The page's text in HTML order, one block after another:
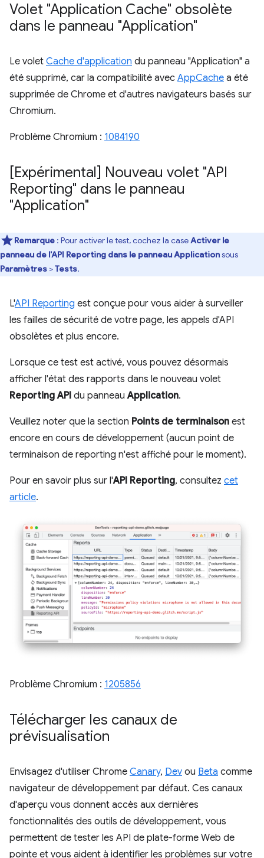
Volet "Application Cache" obsolète
dans le panneau "Application"
Le volet Cache d'application du panneau "Application" a
été supprimé, car la compatibilité avec AppCache a été
supprimée de Chrome et d'autres navigateurs basés sur
Chromium.
Problème Chromium : 1084190
[Expérimental] Nouveau volet "API
Reporting" dans le panneau
"Application"
Remarque : Pour activer le test, cochez la caseActiver le
panneau de l'API Reporting dans le panneau Applicationsous
Paramètres >Tests.
L'API Reporting est conçue pour vous aider à surveiller
les failles de sécurité de votre page, les appels d'API
obsolètes et plus encore.
Lorsque ce test est activé, vous pouvez désormais
afficher l'état des rapports dans le nouveau volet
Reporting API du panneauApplication.
Veuillez noter que la section Points de terminaison est
encore en cours de développement (aucun point de
terminaison de reporting n'est affiché pour le moment).
Pour en savoir plus sur l'API Reporting, consultez cet
article.
Problème Chromium : 1205856
Télécharger les canaux de
prévisualisation
Envisagez d'utiliser Chrome Canary, Dev ou Beta comme
navigateur de développement par défaut. Ces canaux
d'aperçu vous donnent accès aux dernières
fonctionnalités des outils de développement, vous
permettent de tester les API de plate-forme Web de
pointe et vous aident à identifier les problèmes sur votre